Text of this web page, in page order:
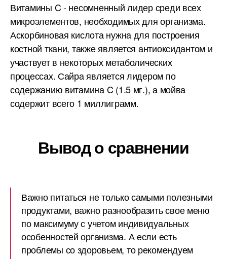
Витамины C - несомненный лидер среди всех
микроэлементов, необходимых для организма.
Аскорбиновая кислота нужна для построения
костной ткани, также является антиоксидантом и
участвует в некоторых метаболических
процессах. Сайра является лидером по
содержанию витамина C (1.5 мг.), а мойва
содержит всего 1 миллиграмм.
Вывод о сравнении
Важно питаться не только самыми полезными
продуктами, важно разнообразить свое меню
по максимуму с учетом индивидуальных
особенностей организма. А если есть
проблемы со здоровьем, то рекомендуем